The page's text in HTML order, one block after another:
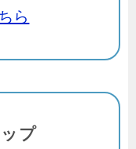
ら
プ